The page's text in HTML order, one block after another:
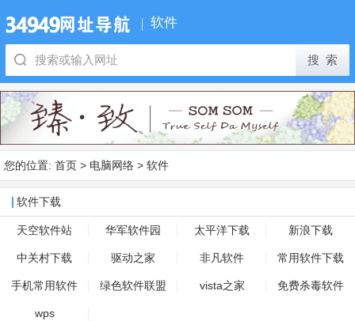
软件
您的位置: 首页 > 电脑网络 > 软件
软件下载
天空软件站 华军软件园 太平洋下载 新浪下载
中关村下载 驱动之家 非凡软件 常用软件下载
手机常用软件 绿色软件联盟 vista之家 免费杀毒软件
wps